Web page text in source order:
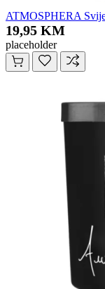
ATMOSPHERA
19,95 KM
placeholder